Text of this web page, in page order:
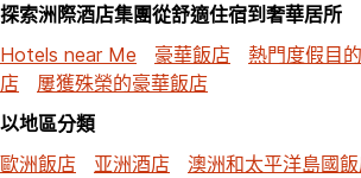
探索洲際酒店集團從舒適住宿到奢華居所
Hotels near Me
豪華飯店 熱門度假目
店
屢獲殊榮的豪華飯店
以地區分類
歐洲飯店
亚洲酒店 澳洲和太平洋島國